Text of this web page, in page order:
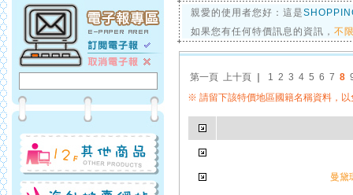
親愛的使用者您好：這是
如果您有任何特價訊息的資訊， 不
第一頁 上十頁 1 2 3 4 5 6 7 8
※ 請留下該特價地區國籍名稱資料，
曼黛